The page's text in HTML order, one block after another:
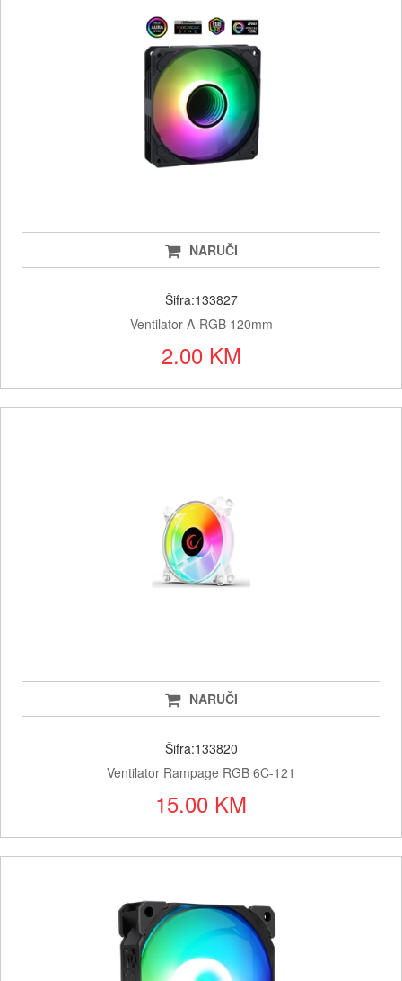
NARUČI
Šifra:133827
Ventilator A-RGB 120mm
2.00 KM
NARUČI
Šifra:133820
Ventilator Rampage RGB 6C-121
15.00 KM